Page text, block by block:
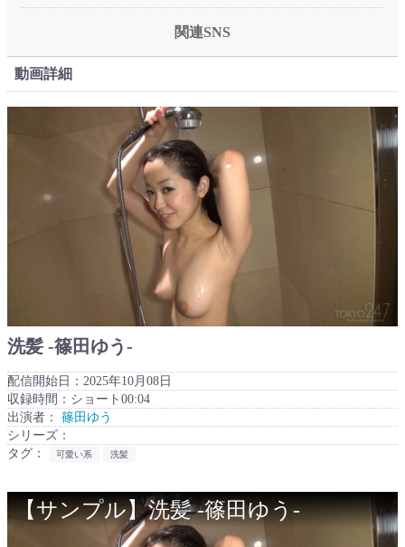
動画詳細
洗髪 -篠田ゆう-
配信開始日：2025年10月08日
収録時間：ショート00:04
出演者： 篠田ゆう
シリーズ：
タグ：
可愛い系 洗髪
【サンプル】洗髪 -篠田ゆう-
関連SNS